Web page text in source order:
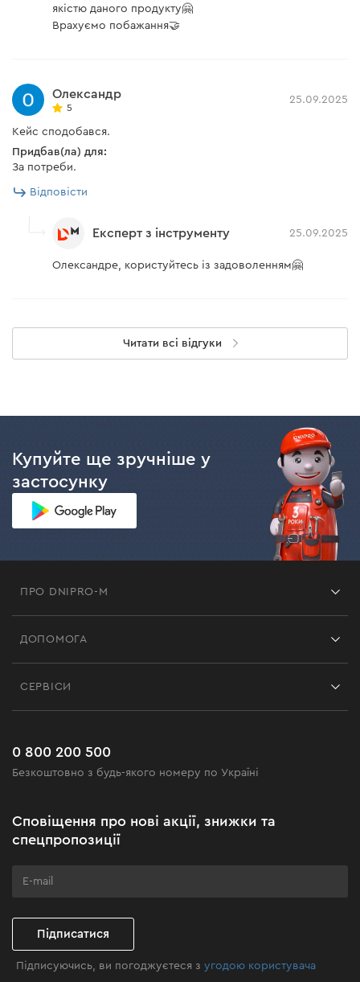
якістю даного продукту🤗
Врахуємо побажання🤝
Олександр
5
25.09.2025
Кейс сподобався.
Придбав(ла) для:
За потреби.
Відповісти
Експерт з інструменту 25.09.2025
Олександре, користуйтесь із задоволенням🤗
Читати всі відгуки
Купуйте ще зручніше у
застосунку
ПРО DNIPRO-M
Чорна п'ятниця
Клуб майстерності
ДОПОМОГА
Поширені запитання
СЕРВІСИ
0 800 200 500
Безкоштовно з будь-якого номеру по Україні
Сповіщення про нові акції, знижки та
спецпропозиції
Підписатися
Підписуючись, ви погоджуєтеся зугодою користувача